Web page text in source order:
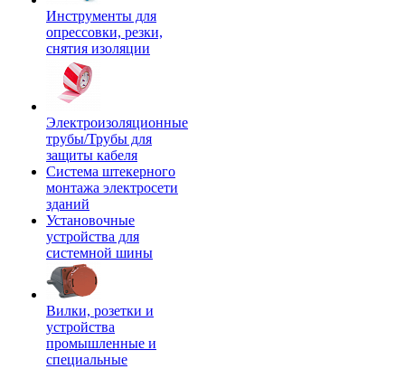
Инструменты для
опрессовки, резки,
снятия изоляции
Электроизоляционные
трубы/Трубы для
защиты кабеля
Система штекерного
монтажа электросети
зданий
Установочные
устройства для
системной шины
Вилки, розетки и
устройства
промышленные и
специальные